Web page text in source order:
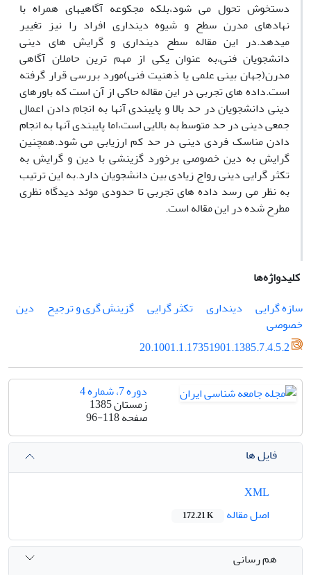
دستخوش تحول می شود،بلکه مجکوعه آگاهیهای همراه با
نهادهای مدرن سطح و شیوه دینداری افراد را نیز تغییر
میدهد.در این مقاله سطح دینداری و گرایش های دینی
دانشجویان فنی،به عنوان یکی از مهم ترین حاملان آگاهی
مدرن(جهان بینی علمی یا ذهنیت فنی)مورد بررسی قرار گرفته
است.داده های تجربی در این مقاله حاکی از آن است که باورهای
دینی دانشجویان در حد بالا و پایبندی آنها به انجام دادن اعمال
جمعی دینی در حد متوسط به بالایی است،اما پایبندی آنها به انجام
دادن مناسک فردی دینی در حد کم ارزیابی می شود.همچنین
گرایش به دین خصوصی برخورد گزینشی با دین و گرایش به
تکثر گرایی دینی رواج زیادی بین دانشجویان دارد.به این ترتیب
به نظر می رسد داده های تجربی تا حدودی موئد دیدگاه نظری
مطرح شده در این مقاله است.
کلیدواژه‌ها
سازه گرایی
دینداری تکثر گرایی گزینش گری و ترجیح
دین
خصوصی
20.1001.1.17351901.1385.7.4.5.2
دوره 7، شماره 4
زمستان 1385
صفحه96-118
فایل ها
اصل مقاله
172.21 K
هم رسانی